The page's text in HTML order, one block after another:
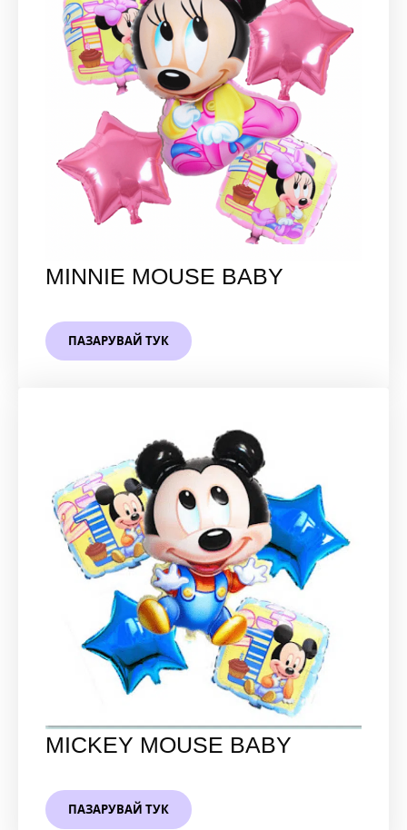
MINNIE MOUSE BABY
ПАЗАРУВАЙ ТУК
MICKEY MOUSE BABY
ПАЗАРУВАЙ ТУК